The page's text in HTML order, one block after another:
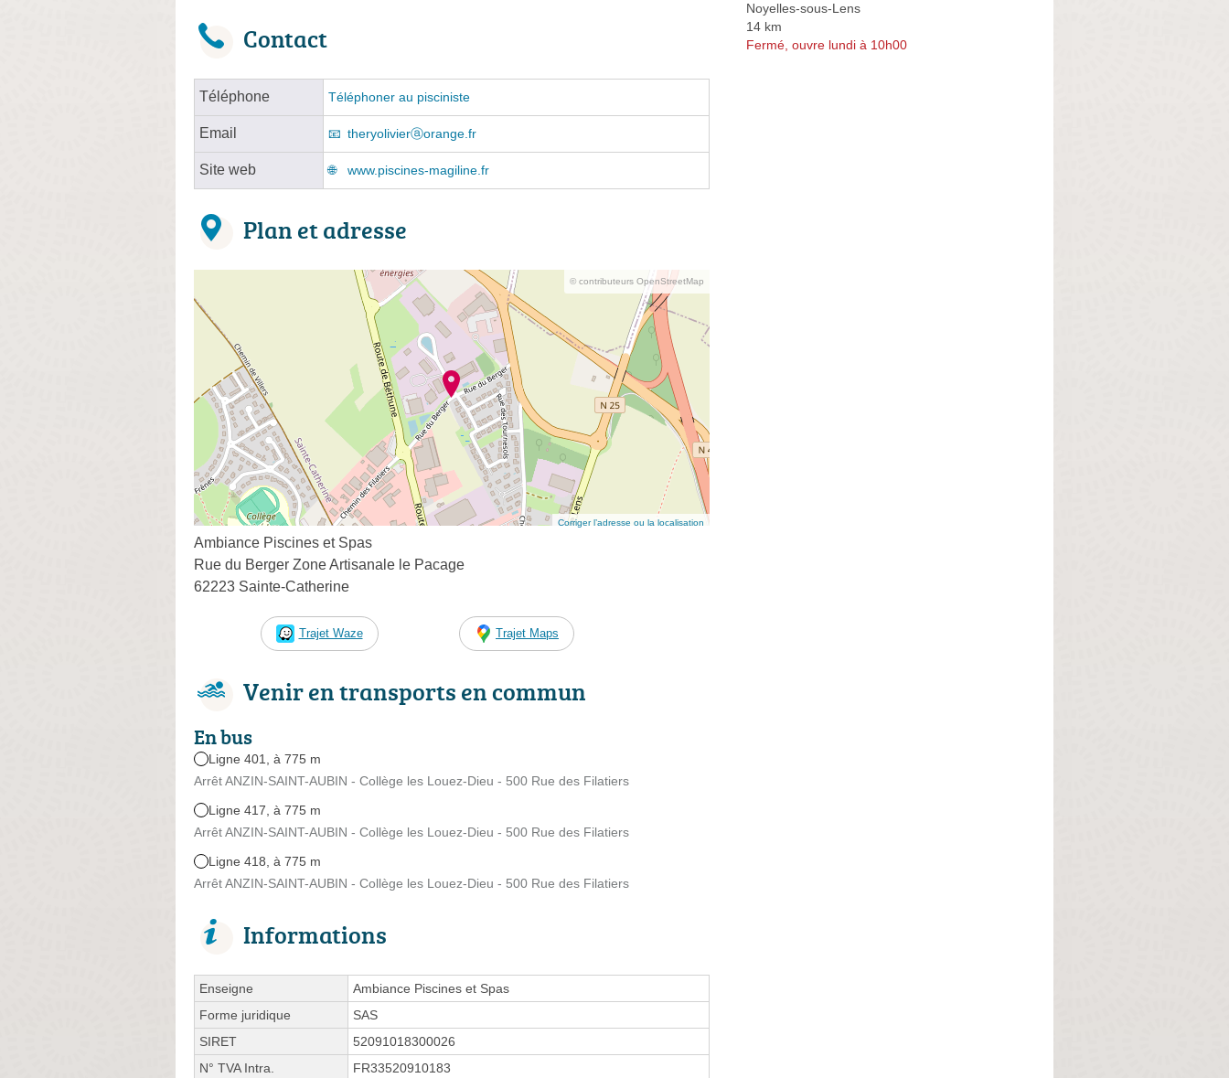
Contact
Téléphone Téléphoner au pisciniste
Email theryolivierⓐorange.fr
Site web www.piscines-magiline.fr
Plan et adresse
© contributeurs OpenStreetMap
Corriger l’adresse ou la localisation
Ambiance Piscines et Spas
Rue du Berger Zone Artisanale le Pacage
62223 Sainte-Catherine
Trajet Waze Trajet Maps
Venir en transports en commun
En bus
Ligne 401, à 775 m
Arrêt ANZIN-SAINT-AUBIN - Collège les Louez-Dieu - 500 Rue des Filatiers
Ligne 417, à 775 m
Arrêt ANZIN-SAINT-AUBIN - Collège les Louez-Dieu - 500 Rue des Filatiers
Ligne 418, à 775 m
Arrêt ANZIN-SAINT-AUBIN - Collège les Louez-Dieu - 500 Rue des Filatiers
Informations
Enseigne
Ambiance Piscines et Spas
Forme juridique
SAS
SIRET
52091018300026
N° TVA Intra.
FR33520910183
Noyelles-sous-Lens
14 km
Fermé, ouvre lundi à 10h00